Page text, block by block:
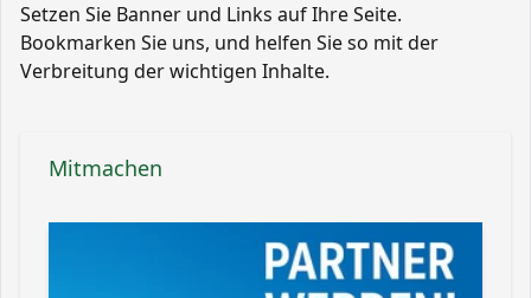
Setzen Sie Banner und Links auf Ihre Seite.
Bookmarken Sie uns, und helfen Sie so mit der
Verbreitung der wichtigen Inhalte.
Mitmachen